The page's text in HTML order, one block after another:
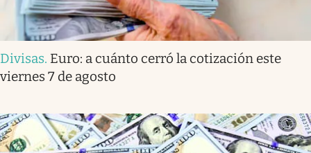
Divisas. Euro: a cuánto cerró la cotización este
viernes 7 de agosto